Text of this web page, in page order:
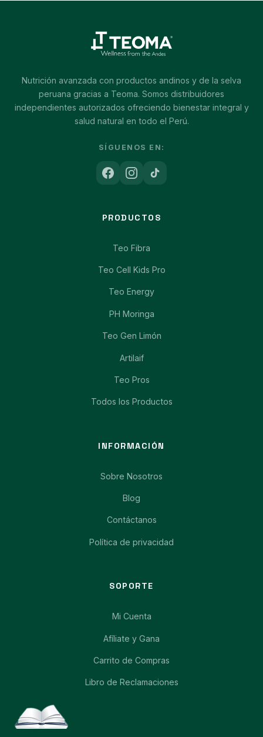
Nutrición avanzada con productos andinos y de la selva
peruana gracias a Teoma. Somos distribuidores
independientes autorizados ofreciendo bienestar integral y
salud natural en todo el Perú.
SÍGUENOS EN:
PRODUCTOS
Teo Fibra
Teo Cell Kids Pro
Teo Energy
PH Moringa
Teo Gen Limón
Artilaif
Teo Pros
Todos los Productos
INFORMACIÓN
Sobre Nosotros
Blog
Contáctanos
Política de privacidad
SOPORTE
Mi Cuenta
Afíliate y Gana
Carrito de Compras
Libro de Reclamaciones